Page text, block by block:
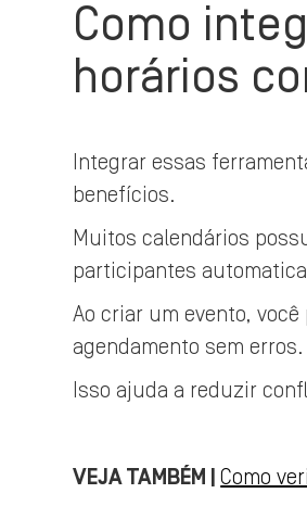
Como
horários
Integrar essas
benefícios.
Muitos calendários
participantes
Ao criar um evento,
agendamento sem erros.
Isso ajuda a reduzir
VEJA TAMBÉM |Como